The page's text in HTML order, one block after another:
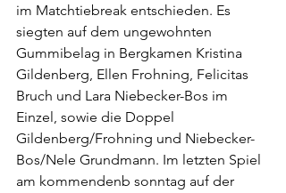
im Matchtiebreak entschieden. Es
siegten auf dem ungewohnten
Gummibelag in Bergkamen Kristina
Gildenberg, Ellen Frohning, Felicitas
Bruch und Lara Niebecker-Bos im
Einzel, sowie die Doppel
Gildenberg/Frohning und Niebecker-
Bos/Nele Grundmann. Im letzten Spiel
am kommendenb sonntag auf der